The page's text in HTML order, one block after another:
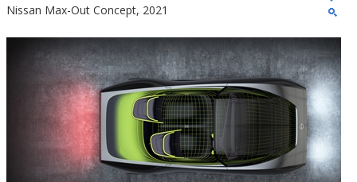
Nissan Max-Out Concept, 2021